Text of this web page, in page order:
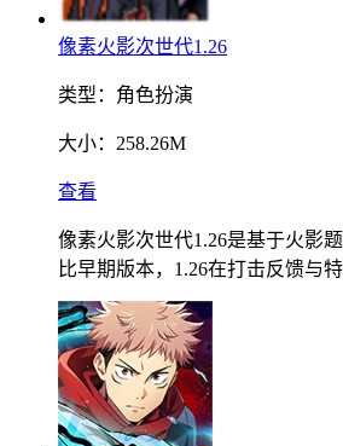
像素火影次世代1.26
类型： 角色扮演
大小： 258.26M
查看
像素火影次世代1.26是基于火影
比早期版本，1.26在打击反馈与